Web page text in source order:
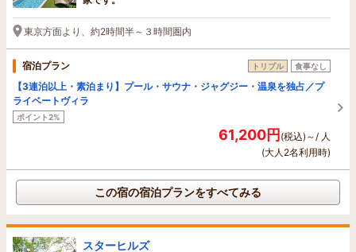
東京方面より、約2時間半～３時間圏内
宿泊プラン トリプル 食事なし
【3連泊以上・素泊まり】プール・サウナ・ジャグジー・温泉を独占／プ
ライベートヴィラ
ポイント2%
61,200円(税込)～/ 人
(大人2名利用時)
この宿の宿泊プランをすべてみる
スターヒルズ